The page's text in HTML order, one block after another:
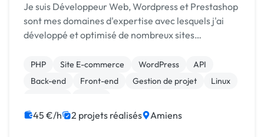
Je suis Développeur Web, Wordpress et Prestashop
sont mes domaines d'expertise avec lesquels j'ai
développé et optimisé de nombreux sites
PHP Site E-commerce WordPress
API
Back-end
Front-end Gestion de projet
Linux
45 €/h 2 projets réalisés Amiens